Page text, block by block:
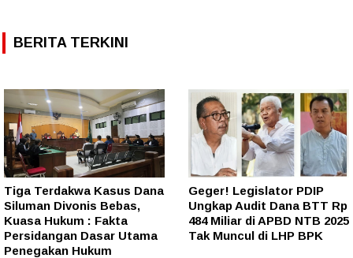
BERITA TERKINI
Tiga Terdakwa Kasus Dana
Siluman Divonis Bebas,
Kuasa Hukum : Fakta
Persidangan Dasar Utama
Penegakan Hukum
Geger! Legislator PDIP
Ungkap Audit Dana BTT Rp
484 Miliar di APBD NTB 2025
Tak Muncul di LHP BPK